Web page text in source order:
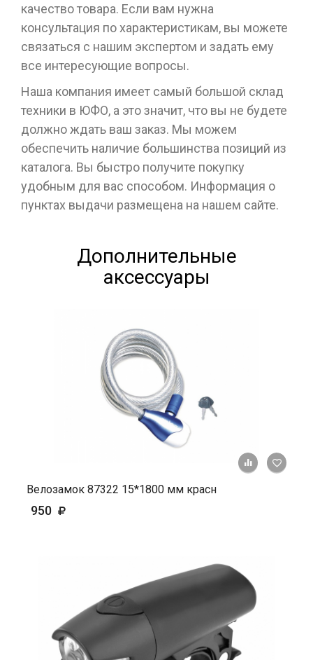
качество товара. Если вам нужна
консультация по характеристикам, вы можете
связаться с нашим экспертом и задать ему
все интересующие вопросы.
Наша компания имеет самый большой склад
техники в ЮФО, а это значит, что вы не будете
должно ждать ваш заказ. Мы можем
обеспечить наличие большинства позиций из
каталога. Вы быстро получите покупку
удобным для вас способом. Информация о
пунктах выдачи размещена на нашем сайте.
Дополнительные
аксессуары
+ К
Велозамок 87322 15*1800 мм красн
950